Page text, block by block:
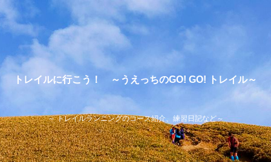
トレイルに行こう！ ～うえっちのGO! GO! トレイル～
～ トレイルランニングのコース紹介、練習日記など～